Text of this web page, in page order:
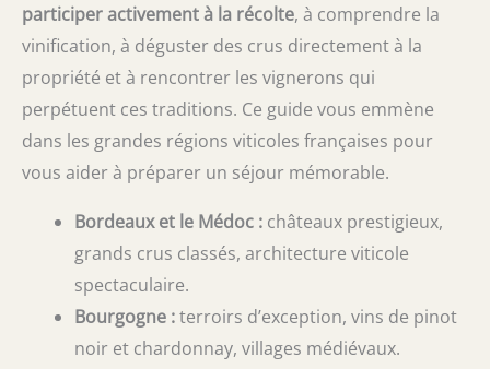
participer activement à la récolte, à comprendre la
vinification, à déguster des crus directement à la
propriété et à rencontrer les vignerons qui
perpétuent ces traditions. Ce guide vous emmène
dans les grandes régions viticoles françaises pour
vous aider à préparer un séjour mémorable.
Bordeaux et le Médoc : châteaux prestigieux,
grands crus classés, architecture viticole
spectaculaire.
Bourgogne :terroirs d’exception, vins de pinot
noir et chardonnay, villages médiévaux.